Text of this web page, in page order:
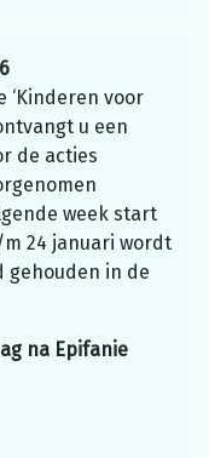
‘Kinderen voor
u een
de acties
week start
24 januari wordt
gehouden in de
na Epifanie